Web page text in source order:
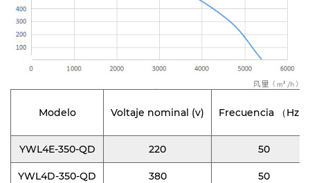
Modelo Voltaje nominal (v) Frecuencia （Hz）
YWL4E-350-QD 220 50
YWL4D-350-QD 380 50